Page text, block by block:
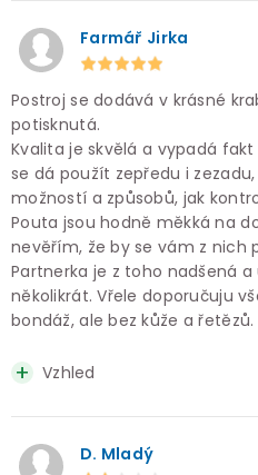
Farmář Jirka
Postroj se dodává v krásné
potisknutá.
Kvalita je skvělá a vypadá
se dá použít zepředu i
možností a způsobů, jak
Pouta jsou hodně měkká na
nevěřím, že by se vám z nich
Partnerka je z toho nadšená
několikrát. Vřele doporučuju
bondáž, ale bez kůže a řetězů.
Vzhled
D. Mladý